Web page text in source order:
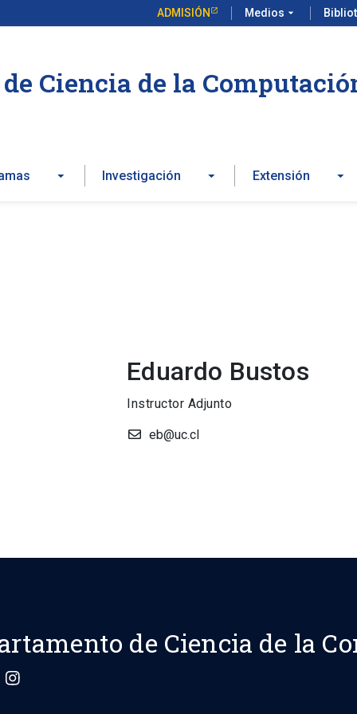
ADMISIÓN Medios arrow_drop_down
Ciencia de la
Investigación Extensión
Eduardo Bustos
Instructor Adjunto
eb@uc.cl
de Ciencia de la